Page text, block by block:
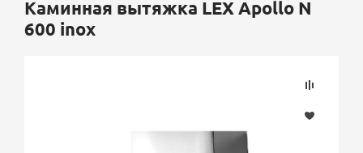
Каминная вытяжка LEX Apollo N
600 inox